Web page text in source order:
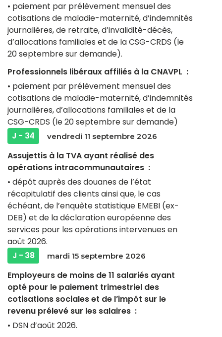
• paiement par prélèvement mensuel des
cotisations de maladie-maternité, d’indemnités
journalières, de retraite, d’invalidité-décès,
d’allocations familiales et de la CSG-CRDS (le
20 septembre sur demande).
Professionnels libéraux affiliés à la CNAVPL :
• paiement par prélèvement mensuel des
cotisations de maladie-maternité, d’indemnités
journalières, d’allocations familiales et de la
CSG-CRDS (le 20 septembre sur demande)
J - 34
vendredi 11 septembre 2026
Assujettis à la TVA ayant réalisé des
opérations intracommunautaires :
• dépôt auprès des douanes de l’état
récapitulatif des clients ainsi que, le cas
échéant, de l’enquête statistique EMEBI (ex-
DEB) et de la déclaration européenne des
services pour les opérations intervenues en
août 2026.
J - 38
mardi 15 septembre 2026
Employeurs de moins de 11 salariés ayant
opté pour le paiement trimestriel des
cotisations sociales et de l’impôt sur le
revenu prélevé sur les salaires :
• DSN d’août 2026.